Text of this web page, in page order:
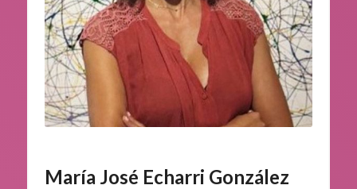
María José Echarri González